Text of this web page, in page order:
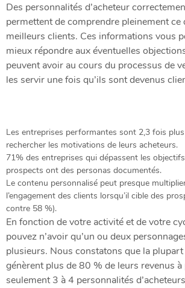
Des personnalités d’acheteur
permettent de comprendre pleinement ce
meilleurs clients. Ces informations vous
mieux répondre aux éventuelles
peuvent avoir au cours du processus de
les servir une fois qu’ils sont devenus
Les entreprises performantes sont 2,3 fois
rechercher les motivations de leurs acheteurs.
71% des entreprises qui dépassent les
prospects ont des personas documentés.
Le contenu personnalisé peut presque
l’engagement des clients lorsqu’il cible des
contre 58 %).
En fonction de votre activité et de votre
pouvez n’avoir qu’un ou deux
plusieurs. Nous constatons que la
génèrent plus de 80 % de leurs revenus
seulement 3 à 4 personnalités